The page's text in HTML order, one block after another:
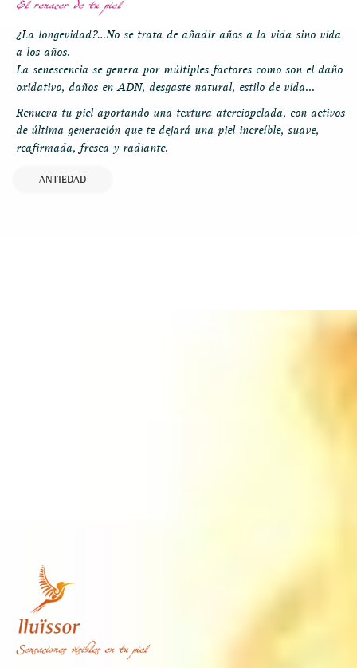
¿La longevidad?…No se trata de añadir años a la vida sino vida
a los años.
La senescencia se genera por múltiples factores como son el daño
oxidativo, daños en ADN, desgaste natural, estilo de vida...
Renueva tu piel aportando una textura aterciopelada, con activos
de última generación que te dejará una piel increíble, suave,
reafirmada, fresca y radiante.
ANTIEDAD